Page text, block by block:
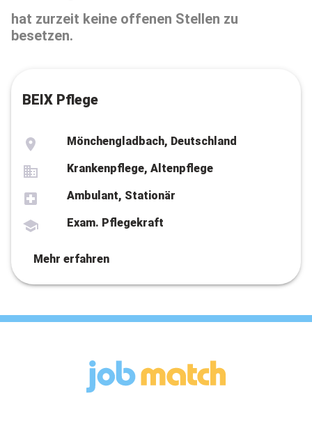
hat zurzeit keine offenen Stellen zu
besetzen.
BEIX Pflege
Mönchengladbach, Deutschland
Krankenpflege, Altenpflege
Ambulant, Stationär
Exam. Pflegekraft
Mehr erfahren